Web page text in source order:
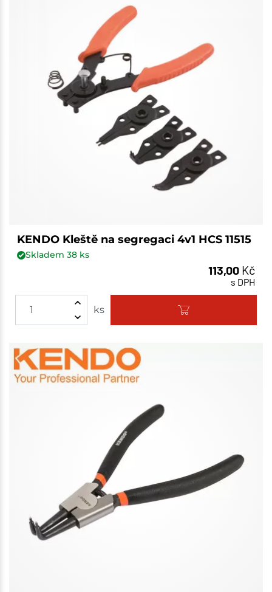
KENDO Kleště na segregaci 4v1 HCS 11515
Skladem 38ks
113,00 Kč
s DPH
ks